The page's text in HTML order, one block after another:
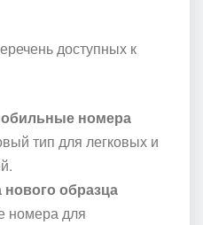
доступных к
номера
тип для легковых и
образца
номера для